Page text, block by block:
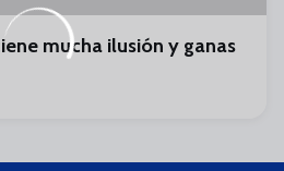
mucha ilusión y ganas